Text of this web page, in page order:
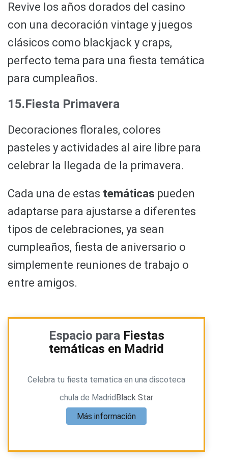
Revive los años dorados del casino
con una decoración vintage y juegos
clásicos como blackjack y craps,
perfecto tema para una fiesta temática
para cumpleaños.
15.Fiesta Primavera
Decoraciones florales, colores
pasteles y actividades al aire libre para
celebrar la llegada de la primavera.
Cada una de estas temáticas pueden
adaptarse para ajustarse a diferentes
tipos de celebraciones, ya sean
cumpleaños, fiesta de aniversario o
simplemente reuniones de trabajo o
entre amigos.
Espacio para Fiestas
temáticas en Madrid
Celebra tu fiesta tematica en una discoteca
chula de MadridBlack Star
Más información